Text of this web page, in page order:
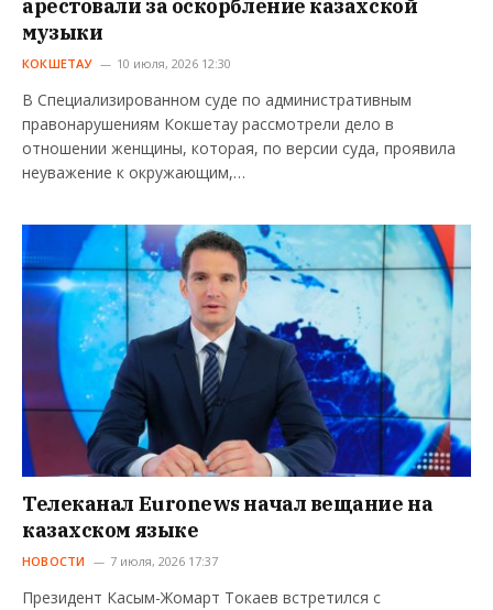
арестовали за оскорбление казахской
музыки
КОКШЕТАУ 10 июля, 2026 12:30
В Специализированном суде по административным
правонарушениям Кокшетау рассмотрели дело в
отношении женщины, которая, по версии суда, проявила
неуважение к окружающим,…
Телеканал Euronews начал вещание на
казахском языке
НОВОСТИ 7 июля, 2026 17:37
Президент Касым-Жомарт Токаев встретился с